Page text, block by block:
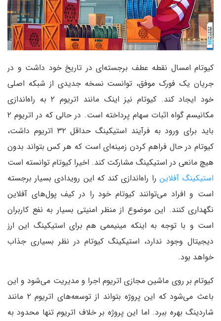
کیوتام امسال نقطه عطف برجسته‌ای در تاریخ خود داشت و در
جریان یک فورک موفق، توانست نسخه جدیدی از شبکه اصلی
خود ایجاد کند. کیوتام نیز اینک مانند اتریوم ۲ به راه‌اندازی
مکانیسم گواه اثبات سهام پرداخته است. در حالی که در اتریوم ۲
باید برای ورود به فرآیند استیکینگ حداقل ۳۲ اتریوم داشت،
کیوتام در حال فراهم کردن زمینه‌ای است که هر کس بتواند بدون
هیچ مانعی در استیکینگ مشارکت کند. اخیرا کیوتام توانسته است
استیکینگ آفلاین را راه‌اندازی کند که این رویدادی بسیار برجسته
است و افراد می‌توانند کیوتام خود را در کیف پول‌های آفلاین
نگهداری کنند. این موضوع از منظر امنیتی بسیار به نفع کاربران
است و با توجه به اینکه مینیممی هم برای استیکینگ این ارز
دیجیتال وجود ندارد، استیکینگ کیوتام در نظر بسیاری جذاب
خواهد بود.
کیوتام بر روی ماشین مجازی اتریوم اجرا و مدیریت می‌شود و این
باعث می‌شود که این پروژه بتواند از توسعه‌های اتریوم ۲ مانند
شاردینگ بهره ببرد. اما این پروژه بر خلاف اتریوم تنها محدود به